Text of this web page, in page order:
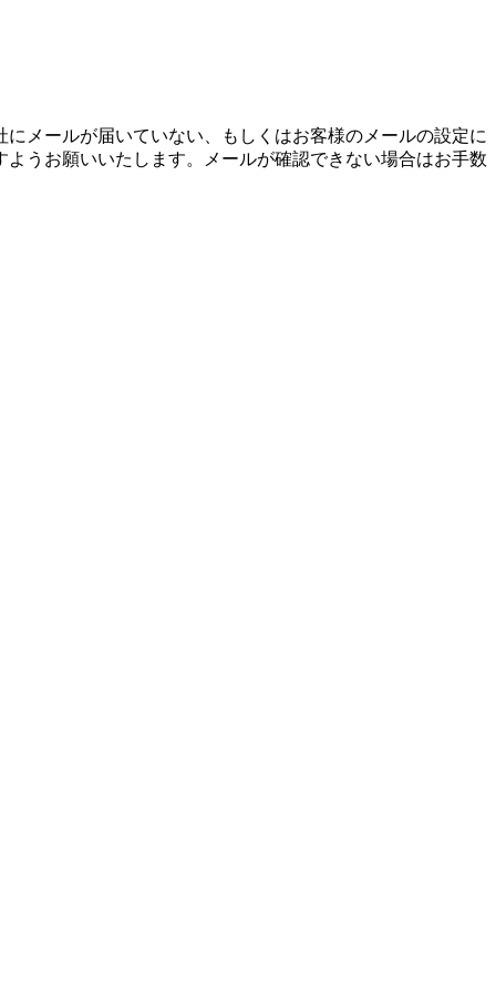
メールが届いていない、もしくはお客様のメールの設定に
うお願いいたします。メールが確認できない場合はお手数